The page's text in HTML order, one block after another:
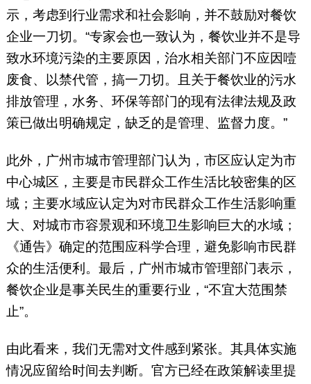
示，考虑到行业需求和社会影响，并不鼓励对餐饮
企业一刀切。“专家会也一致认为，餐饮业并不是导
致水环境污染的主要原因，治水相关部门不应因噎
废食、以禁代管，搞一刀切。且关于餐饮业的污水
排放管理，水务、环保等部门的现有法律法规及政
策已做出明确规定，缺乏的是管理、监督力度。”
此外，广州市城市管理部门认为，市区应认定为市
中心城区，主要是市民群众工作生活比较密集的区
域；主要水域应认定为对市民群众工作生活影响重
大、对城市市容景观和环境卫生影响巨大的水域；
《通告》确定的范围应科学合理，避免影响市民群
众的生活便利。最后，广州市城市管理部门表示，
餐饮企业是事关民生的重要行业，“不宜大范围禁
止”。
由此看来，我们无需对文件感到紧张。其具体实施
情况应留给时间去判断。官方已经在政策解读里提